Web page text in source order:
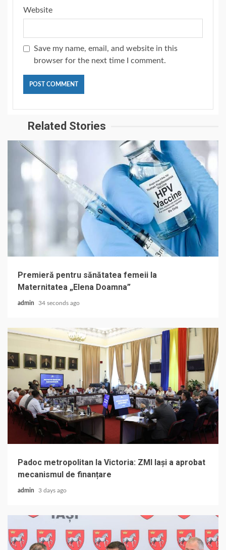
Website
Save my name, email, and website in this
browser for the next time I comment.
Related Stories
Premieră pentru sănătatea femeii la
Maternitatea „Elena Doamna”
admin 34 seconds ago
Padoc metropolitan la Victoria: ZMI Iași a aprobat
mecanismul de finanțare
admin 3 days ago